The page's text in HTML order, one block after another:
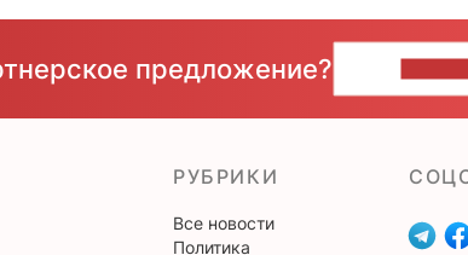
предложение?
РУБРИКИ
Все новости
Политика